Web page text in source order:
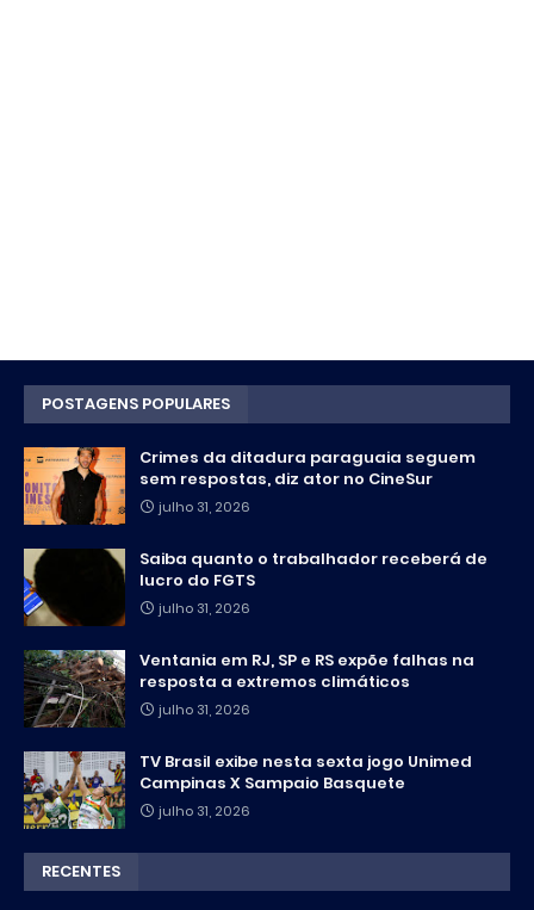
POSTAGENS POPULARES
Crimes da ditadura paraguaia seguem
sem respostas, diz ator no CineSur
julho 31, 2026
Saiba quanto o trabalhador receberá de
lucro do FGTS
julho 31, 2026
Ventania em RJ, SP e RS expõe falhas na
resposta a extremos climáticos
julho 31, 2026
TV Brasil exibe nesta sexta jogo Unimed
Campinas X Sampaio Basquete
julho 31, 2026
RECENTES